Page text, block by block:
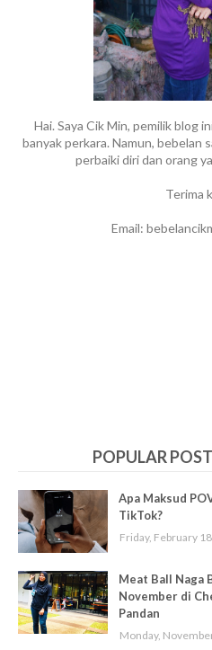
Hai. Saya Cik Min, pemilik blog
banyak perkara. Namun,
perbaiki diri dan orang
Terima
Email:
POPULAR
Apa Maksud
TikTok?
Friday, February
Meat Ball Naga
November di
Pandan
Monday,